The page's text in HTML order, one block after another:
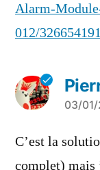
Alarm-
012/
a
dit :
03/01/
C’est la
complet) mais